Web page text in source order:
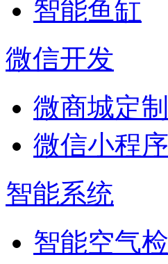
智能鱼缸
微信开发
微商城定
微信小程
智能系统
智能空气